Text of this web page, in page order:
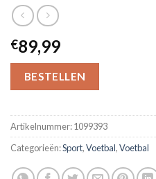
€89,99
BESTELLEN
Artikelnummer:1099393
Categorieën:Sport,Voetbal,Voetbal